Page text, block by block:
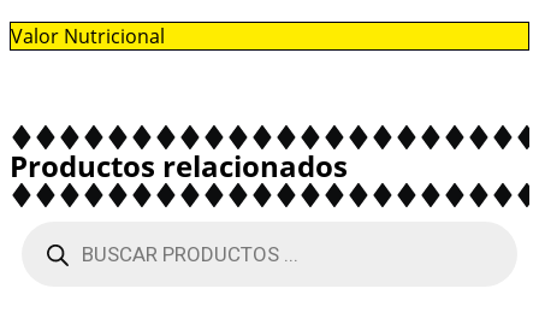
Valor Nutricional
Productos relacionados